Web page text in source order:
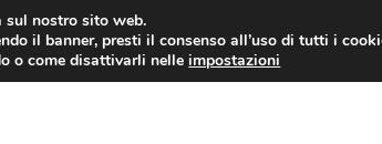
AL CIOCCOLATO TORTE CLASSICHE
nostro sito web.
il banner, presti il consenso all’uso di tutti i
o come disattivarli nelleimpostazioni